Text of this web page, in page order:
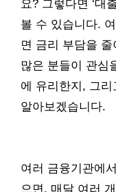
요? 그렇다면 ‘대
볼 수 있습니다.
면 금리 부담을
많은 분들이 관심
에 유리한지, 그
알아보겠습니다.
여러 금융기관에
으면, 매달 여러